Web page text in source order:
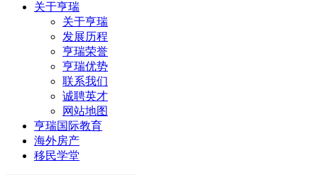
关于亨瑞
关于亨瑞
发展历程
亨瑞荣誉
亨瑞优势
联系我们
诚聘英才
网站地图
亨瑞国际教育
海外房产
移民学堂